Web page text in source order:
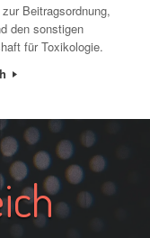
Beitragsordnung,
den sonstigen
für Toxikologie.